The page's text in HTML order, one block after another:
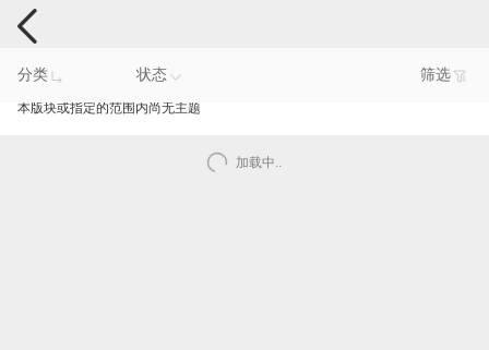
手机反馈
分类 状态 筛选
本版块或指定的范围内尚无主题
加载中..